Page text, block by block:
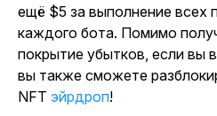
ещё $5 за выполнение всех
каждого бота. Помимо
покрытие убытков, если вы
вы также сможете
NFT эйрдроп!